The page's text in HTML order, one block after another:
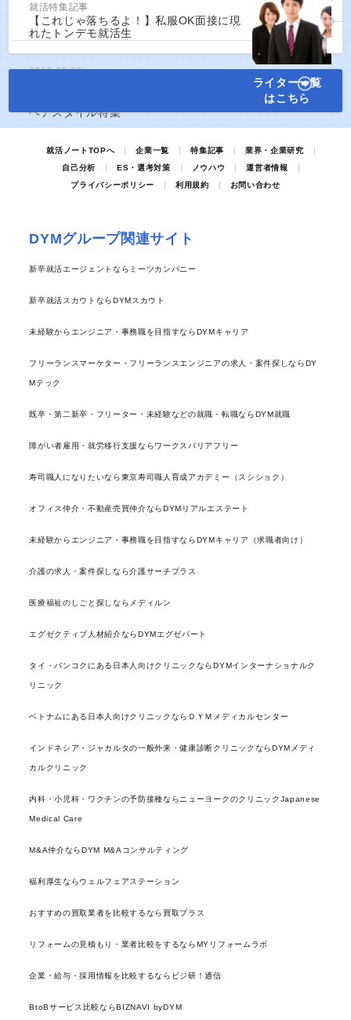
就活特集記事
【これじゃ落ちるよ！】私服OK面接に現
れたトンデモ就活生
2018.03.05
ヘアスタイル特集
ライター一覧
はこちら
就活ノートTOPへ 企業一覧 特集記事
業界・企業研究
自己分析
ES・選考対策 ノウハウ
運営者情報
プライバシーポリシー
利用規約 お問い合わせ
DYMグループ関連サイト
新卒就活エージェントならミーツカンパニー
新卒就活スカウトならDYMスカウト
未経験からエンジニア・事務職を目指すならDYMキャリア
フリーランスマーケター・フリーランスエンジニアの求人・案件探しならDY
Mテック
既卒・第二新卒・フリーター・未経験などの就職・転職ならDYM就職
障がい者雇用・就労移行支援ならワークスバリアフリー
寿司職人になりたいなら東京寿司職人育成アカデミー（スシショク）
オフィス仲介・不動産売買仲介ならDYMリアルエステート
未経験からエンジニア・事務職を目指すならDYMキャリア（求職者向け）
介護の求人・案件探しなら介護サーチプラス
医療福祉のしごと探しならメディルン
エグゼクティブ人材紹介ならDYMエグゼパート
タイ・バンコクにある日本人向けクリニックならDYMインターナショナルク
リニック
ベトナムにある日本人向けクリニックならＤＹＭメディカルセンター
インドネシア・ジャカルタの一般外来・健康診断クリニックならDYMメディ
カルクリニック
内科・小児科・ワクチンの予防接種ならニューヨークのクリニックJapanese
Medical Care
M&A仲介ならDYM M&Aコンサルティング
福利厚生ならウェルフェアステーション
おすすめの買取業者を比較するなら買取プラス
リフォームの見積もり・業者比較をするならMYリフォームラボ
企業・給与・採用情報を比較するならビジ研！通信
BtoBサービス比較ならBIZNAVI byDYM